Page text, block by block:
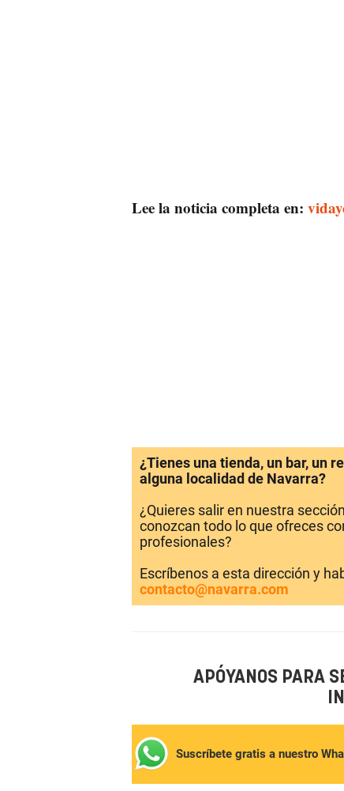
Lee la noticia completa en:
¿Tienes una tienda, un bar, un
alguna localidad de Navarra?
¿Quieres salir en nuestra
conozcan todo lo que ofreces
profesionales?
Escríbenos a esta dirección y
contacto@navarra.com
APÓYANOS PARA
Suscríbete gratis a nuestro